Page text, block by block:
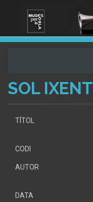
SOL IXENT
TÍTOL
CODI
AUTOR
DATA